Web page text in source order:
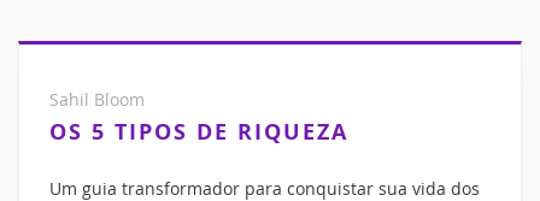
Sahil Bloom
OS 5 TIPOS DE RIQUEZA
Um guia transformador para conquistar sua vida dos